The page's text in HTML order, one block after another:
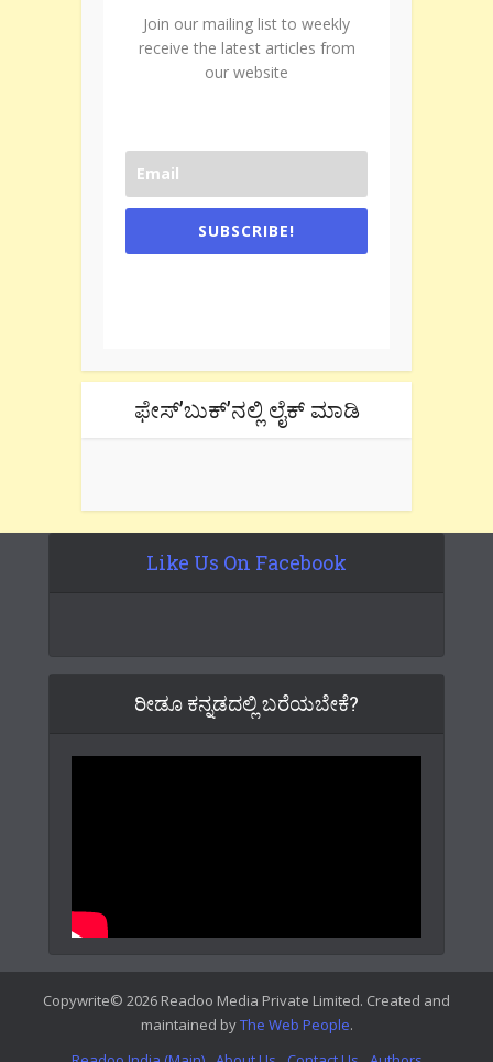
Join our mailing list to weekly
receive the latest articles from
our website
SUBSCRIBE!
ಫೇಸ್’ಬುಕ್’ನಲ್ಲಿ ಲೈಕ್ ಮಾಡಿ
Like Us On Facebook
ರೀಡೂ ಕನ್ನಡದಲ್ಲಿ ಬರೆಯಬೇಕೆ?
Copywrite© 2026 Readoo Media Private Limited. Created and
maintained byThe Web People.